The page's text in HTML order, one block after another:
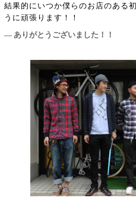
結果的にいつか僕らのお店のある
うに頑張ります！！
― ありがとうございました！！